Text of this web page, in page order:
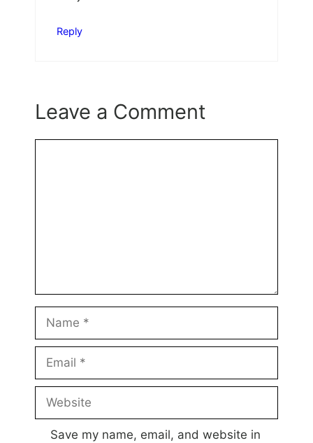
Reply
Leave a Comment
Name
Email
Website
Save my name, email, and website in